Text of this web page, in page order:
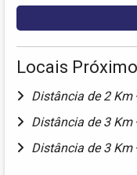
Locais
Distância de 2 Km
Distância de 3 Km
Distância de 3 Km